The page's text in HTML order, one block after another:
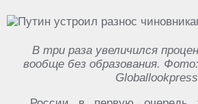
В три раза увеличился
вообще без образования.
Globallookpress